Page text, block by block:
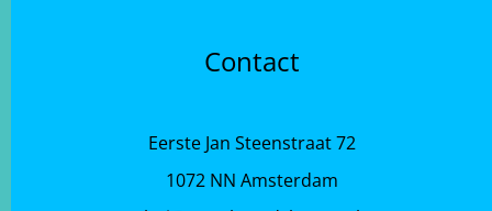
Contact
Eerste Jan Steenstraat 72
1072 NN Amsterdam